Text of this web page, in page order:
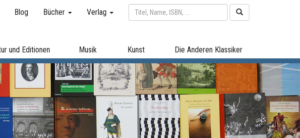
Blog Bücher Verlag
und Editionen Musik Kunst Die Anderen Klassiker